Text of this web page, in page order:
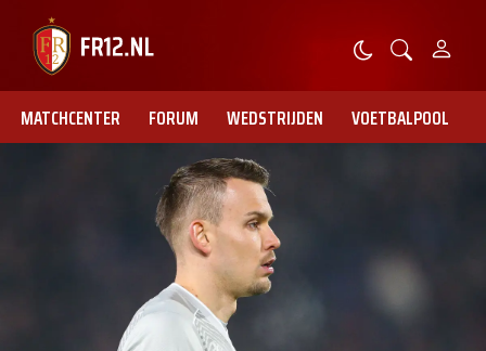
MATCHCENTER FORUM WEDSTRIJDEN VOETBALPOOL